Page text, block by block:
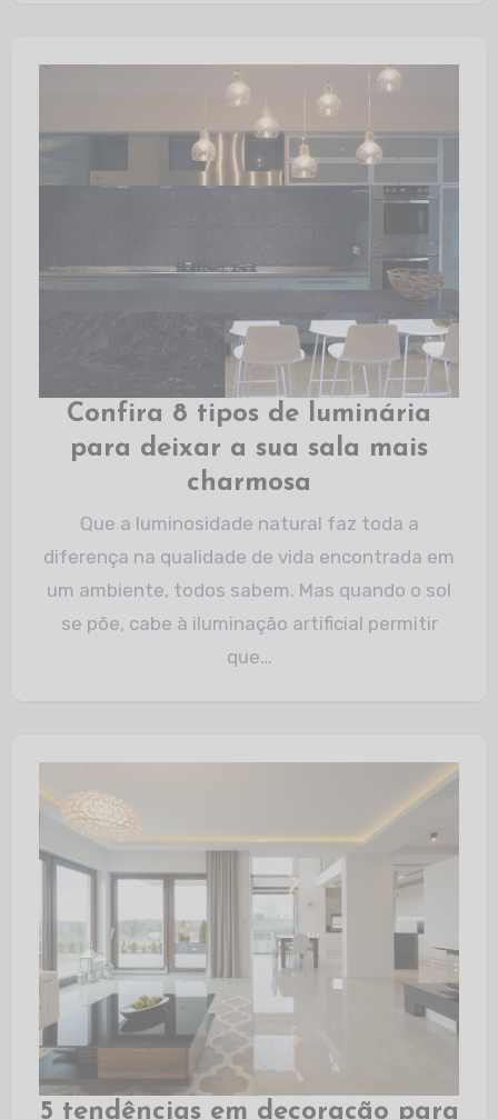
Confira 8 tipos de luminária
para deixar a sua sala mais
charmosa
Que a luminosidade natural faz toda a
diferença na qualidade de vida encontrada em
um ambiente, todos sabem. Mas quando o sol
se põe, cabe à iluminação artificial permitir
que…
5 tendências em decoração para